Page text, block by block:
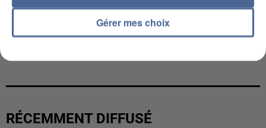
LES DONNÉES DE 300 000 CLIENTS DÉROBÉES À
RÉCEMMENT DIFFUSÉ
Gérer mes choix